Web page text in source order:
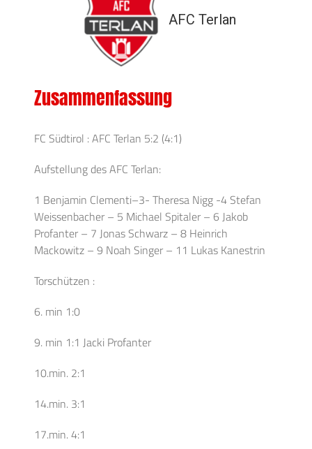
AFC Terlan
Zusammenfassung
FC Südtirol : AFC Terlan 5:2 (4:1)
Aufstellung des AFC Terlan:
1 Benjamin Clementi–3- Theresa Nigg -4 Stefan
Weissenbacher – 5 Michael Spitaler – 6 Jakob
Profanter – 7 Jonas Schwarz – 8 Heinrich
Mackowitz – 9 Noah Singer – 11 Lukas Kanestrin
Torschützen :
6. min 1:0
9. min 1:1 Jacki Profanter
10.min. 2:1
14.min. 3:1
17.min. 4:1